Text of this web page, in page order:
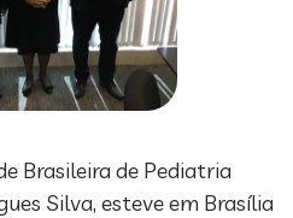
Brasileira de Pediatria
Silva, esteve em Brasília